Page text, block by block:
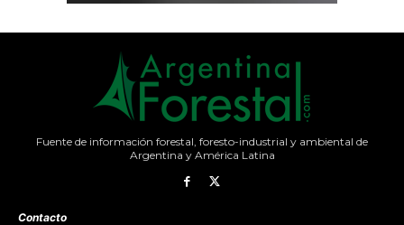
Fuente de información forestal, foresto-industrial y ambiental de
Argentina y América Latina
Contacto